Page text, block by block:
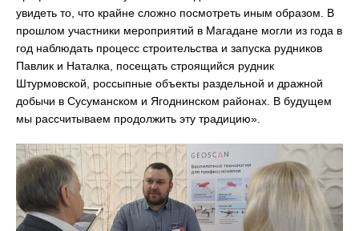
увидеть то, что крайне сложно посмотреть иным образом. В
прошлом участники мероприятий в Магадане могли из года в
год наблюдать процесс строительства и запуска рудников
Павлик и Наталка, посещать строящийся рудник
Штурмовской, россыпные объекты раздельной и дражной
добычи в Сусуманском и Ягоднинском районах. В будущем
мы рассчитываем продолжить эту традицию».